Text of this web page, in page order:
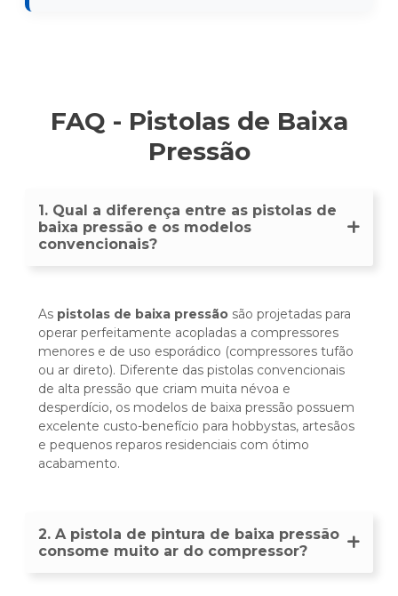
FAQ - Pistolas de Baixa
Pressão
1. Qual a diferença entre as pistolas de
baixa pressão e os modelos
convencionais?
As pistolas de baixa pressão são projetadas para
operar perfeitamente acopladas a compressores
menores e de uso esporádico (compressores tufão
ou ar direto). Diferente das pistolas convencionais
de alta pressão que criam muita névoa e
desperdício, os modelos de baixa pressão possuem
excelente custo-benefício para hobbystas, artesãos
e pequenos reparos residenciais com ótimo
acabamento.
2. A pistola de pintura de baixa pressão
consome muito ar do compressor?